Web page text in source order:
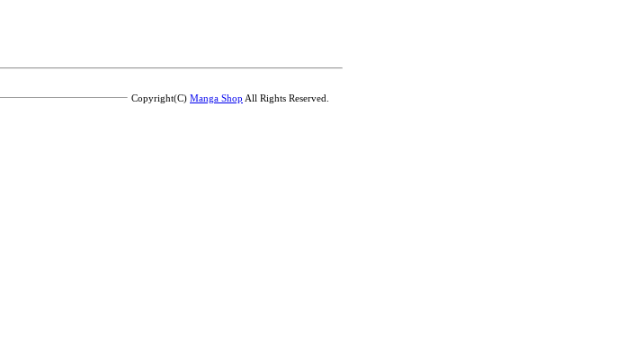
Copyright(C) Manga Shop All Rights Reserved.